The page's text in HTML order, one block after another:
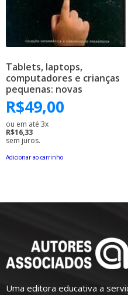
Tablets, laptops,
computadores e crianças
pequenas: novas
linguagens, velhas
situações na educação
infantil
R$49,00
ou em até 3x
R$16,33
sem juros.
Adicionar ao carrinho
Uma editora educativa a